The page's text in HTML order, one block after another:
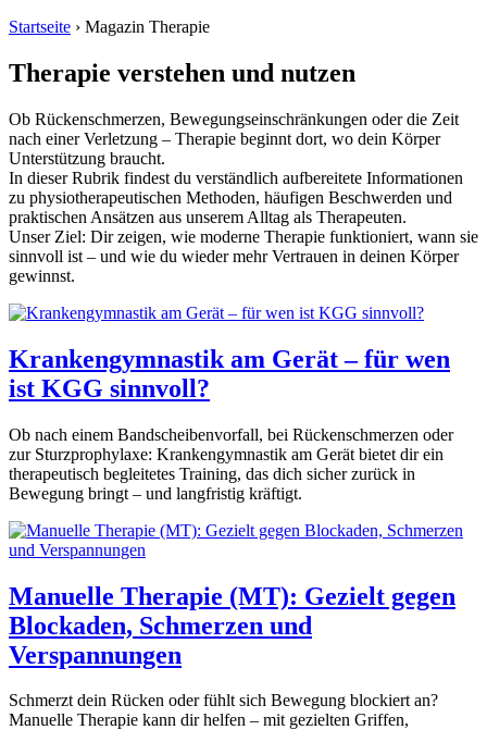
Startseite › Magazin Therapie
Therapie verstehen und nutzen
Ob Rückenschmerzen, Bewegungseinschränkungen oder die Zeit
nach einer Verletzung – Therapie beginnt dort, wo dein Körper
Unterstützung braucht.
In dieser Rubrik findest du verständlich aufbereitete Informationen
zu physiotherapeutischen Methoden, häufigen Beschwerden und
praktischen Ansätzen aus unserem Alltag als Therapeuten.
Unser Ziel: Dir zeigen, wie moderne Therapie funktioniert, wann sie
sinnvoll ist – und wie du wieder mehr Vertrauen in deinen Körper
gewinnst.
Krankengymnastik am Gerät – für wen
ist KGG sinnvoll?
Ob nach einem Bandscheibenvorfall, bei Rückenschmerzen oder
zur Sturzprophylaxe: Krankengymnastik am Gerät bietet dir ein
therapeutisch begleitetes Training, das dich sicher zurück in
Bewegung bringt – und langfristig kräftigt.
Manuelle Therapie (MT): Gezielt gegen
Blockaden, Schmerzen und
Verspannungen
Schmerzt dein Rücken oder fühlt sich Bewegung blockiert an?
Manuelle Therapie kann dir helfen – mit gezielten Griffen,